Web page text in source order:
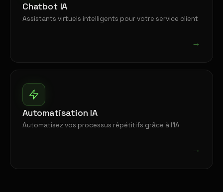
Chatbot IA
Assistants virtuels intelligents pour votre service client
→
Automatisation IA
Automatisez vos processus répétitifs grâce à l'IA
→